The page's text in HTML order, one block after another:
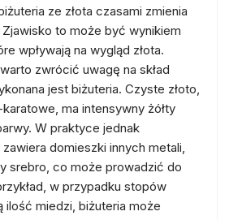
ze złota czasami zmienia
Zjawisko to może być wynikiem
wpływają na wygląd złota.
zwrócić uwagę na skład
jest biżuteria. Czyste złoto,
ma intensywny żółty
W praktyce jednak
domieszki innych metali,
srebro, co może prowadzić do
w przypadku stopów
ilość miedzi, biżuteria może